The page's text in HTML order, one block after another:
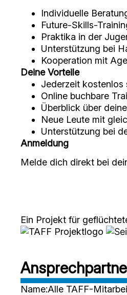
Individuelle
Future-Skills-
Praktika in der
Unterstützung bei
Kooperation mit
Deine Vorteile
Jederzeit kostenlos
Online buchbare
Überblick über
Neue Leute mit
Unterstützung bei
Anmeldung
Melde dich direkt bei
Ein Projekt für
Name:Alle TAFF-